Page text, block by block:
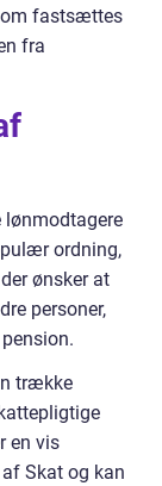
fastsættes
fra
lønmodtagere
ordning,
ønsker at
personer,
trække
en vis
Skat og kan